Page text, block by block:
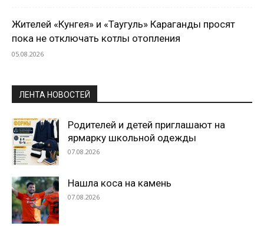
Жителей «Кунгея» и «Таугуль» Караганды просят
пока не отключать котлы отопления
05.08.2026
ЛЕНТА НОВОСТЕЙ
Родителей и детей приглашают на
ярмарку школьной одежды
07.08.2026
Нашла коса на камень
07.08.2026